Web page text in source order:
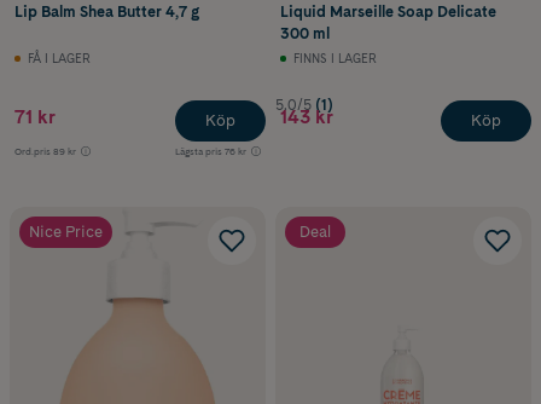
Lip Balm Shea Butter 4,7 g
FÅ I LAGER
71 kr
Ord.pris 89 kr Lägsta pris 76 kr
Köp
Liquid Marseille Soap Delicate
300 ml
FINNS I LAGER
5.0/5 (1)
143 kr Köp
Nice Price Deal